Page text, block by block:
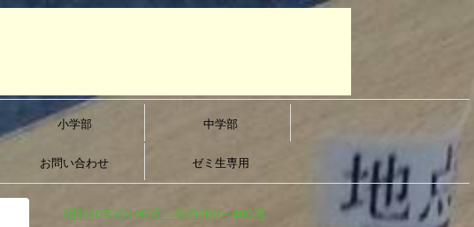
小学部 中学部
お問い合わせ ゼミ生専用
昭和40年の100万＝今の260～480万